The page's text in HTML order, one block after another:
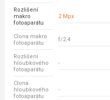
Rozlišení
makro
fotoaparátu
2 Mpx
Clona makro
fotoaparátu
f/2.4
Rozlišení
hloubkového
fotoaparátu
-
Clona
hloubkového
fotoaparátu
-